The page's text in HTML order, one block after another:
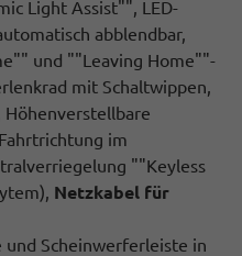
Light Assist"", LED-
abblendbar,
und ""Leaving Home""-
mit Schaltwippen,
Höhenverstellbare
im
""Keyless
Netzkabel für
und Scheinwerferleiste in